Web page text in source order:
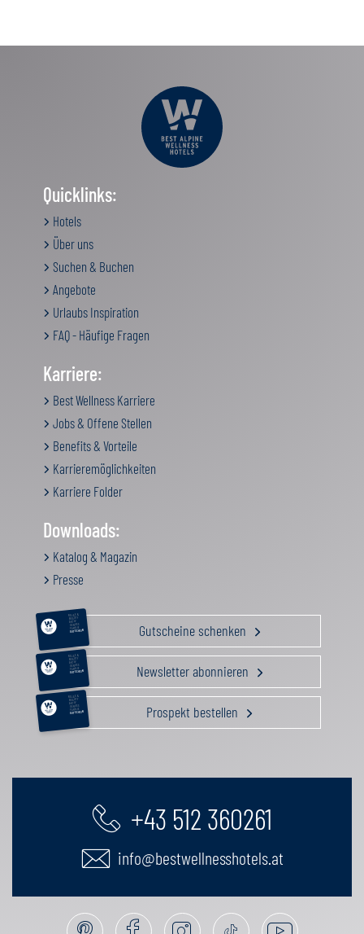
Quicklinks:
Hotels
Über uns
Suchen & Buchen
Angebote
Urlaubs Inspiration
FAQ - Häufige Fragen
Karriere:
Best Wellness Karriere
Jobs & Offene Stellen
Benefits & Vorteile
Karrieremöglichkeiten
Karriere Folder
Downloads:
Katalog & Magazin
Presse
RELAX &
BEAUTY
AKTIV
GENUSS
FAMILIE
GUTSCHEIN Gutscheine schenken
RELAX &
BEAUTY
AKTIV
GENUSS
FAMILIE
GUTSCHEIN Newsletter abonnieren
RELAX &
BEAUTY
AKTIV
GENUSS
FAMILIE
GUTSCHEIN Prospekt bestellen
+43 512 360261
info@bestwellnesshotels.at